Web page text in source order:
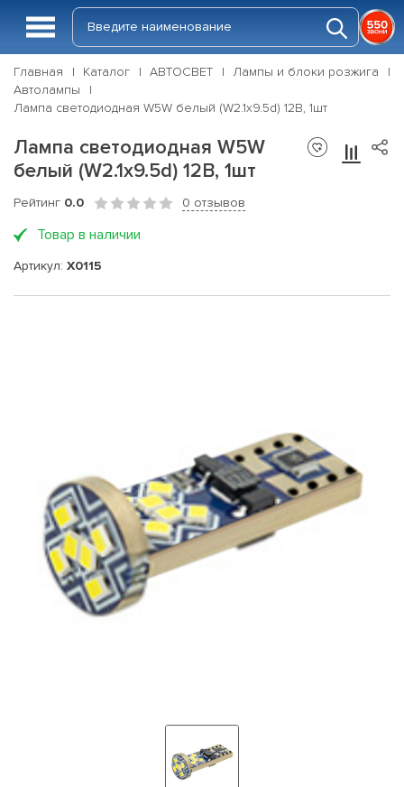
Главная Каталог АВТОСВЕТ
Лампы и блоки розжига
Автолампы
Лампа светодиодная W5W белый (W2.1x9.5d) 12В, 1шт
Лампа светодиодная W5W
белый (W2.1x9.5d) 12В, 1шт
Рейтинг 0.0 0 отзывов
Товар в наличии
Артикул: X0115